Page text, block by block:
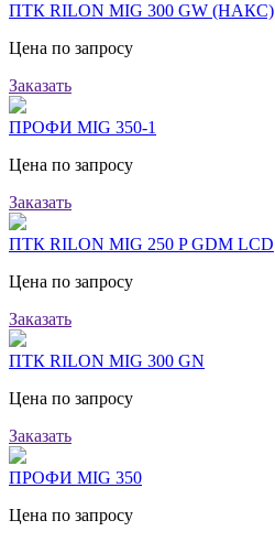
ПТК RILON MIG 300 GW (НАКС)
Цена по запросу
Заказать
ПРОФИ MIG 350-1
Цена по запросу
Заказать
ПТК RILON MIG 250 P GDM LCD
Цена по запросу
Заказать
ПТК RILON MIG 300 GN
Цена по запросу
Заказать
ПРОФИ MIG 350
Цена по запросу